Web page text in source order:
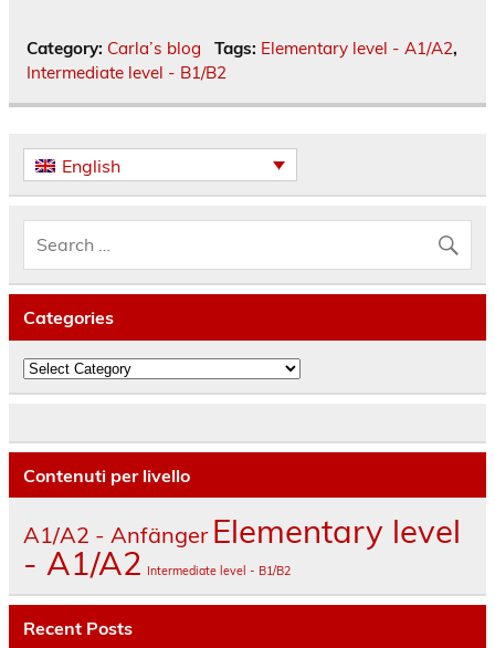
Category: Carla’s blog Tags: Elementary level - A1/A2,
Intermediate level - B1/B2
English
Categories
Categories
Contenuti per livello
A1/A2 - Anfänger Elementary level
- A1/A2 Intermediate level - B1/B2
Recent Posts